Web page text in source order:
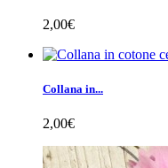
2,00€
Collana in...
2,00€